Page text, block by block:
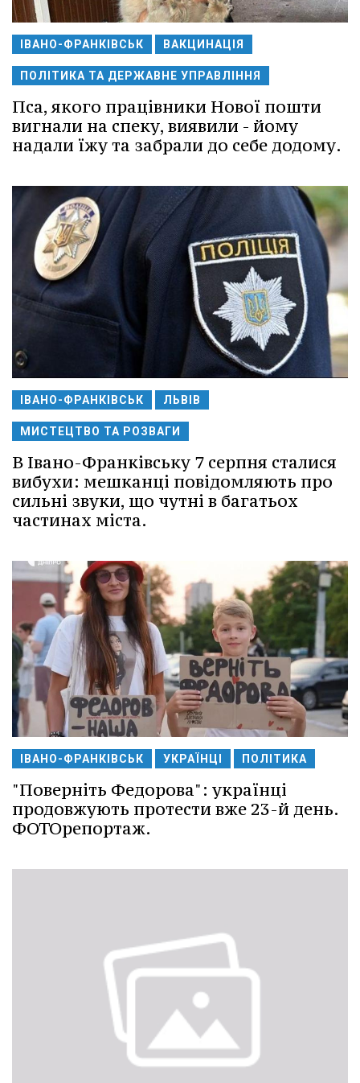
ІВАНО-ФРАНКІВСЬК ВАКЦИНАЦІЯ
ПОЛІТИКА ТА ДЕРЖАВНЕ УПРАВЛІННЯ
Пса, якого працівники Нової пошти
вигнали на спеку, виявили - йому
надали їжу та забрали до себе додому.
ІВАНО-ФРАНКІВСЬК ЛЬВІВ
МИСТЕЦТВО ТА РОЗВАГИ
В Івано-Франківську 7 серпня сталися
вибухи: мешканці повідомляють про
сильні звуки, що чутні в багатьох
частинах міста.
ІВАНО-ФРАНКІВСЬК УКРАЇНЦІ ПОЛІТИКА
"Поверніть Федорова": українці
продовжують протести вже 23-й день.
ФОТОрепортаж.